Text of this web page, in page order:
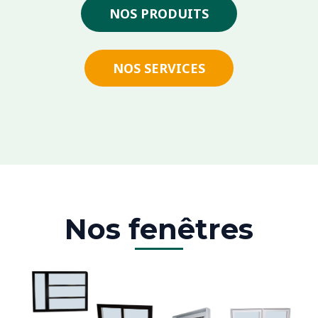
NOS PRODUITS
NOS SERVICES
Nos fenêtres